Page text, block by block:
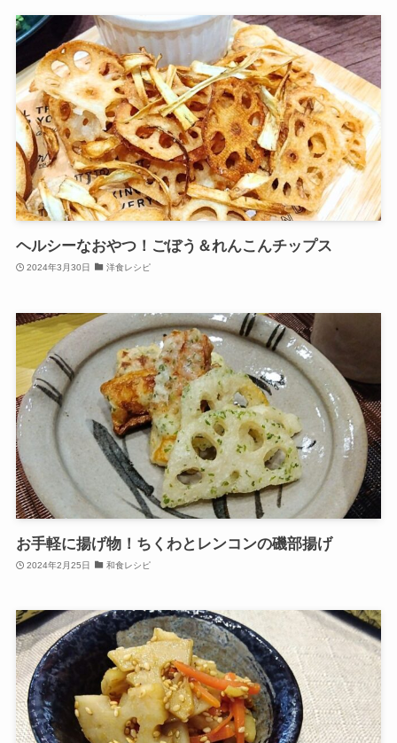
ヘルシーなおやつ！ごぼう＆れんこんチップス
2024年3月30日 洋食レシピ
お手軽に揚げ物！ちくわとレンコンの磯部揚げ
2024年2月25日 和食レシピ